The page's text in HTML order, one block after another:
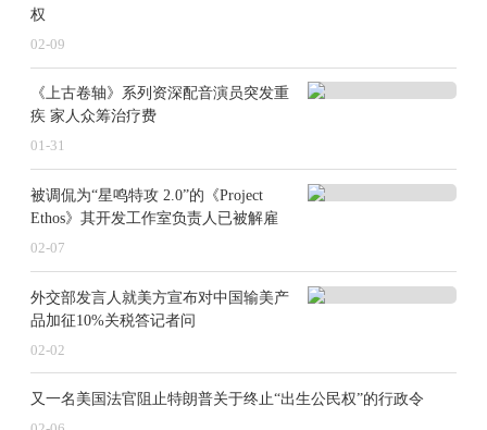
权
02-09
《上古卷轴》系列资深配音演员突发重
疾 家人众筹治疗费
01-31
被调侃为“星鸣特攻 2.0”的《Project
Ethos》其开发工作室负责人已被解雇
02-07
外交部发言人就美方宣布对中国输美产
品加征10%关税答记者问
02-02
又一名美国法官阻止特朗普关于终止“出生公民权”的行政令